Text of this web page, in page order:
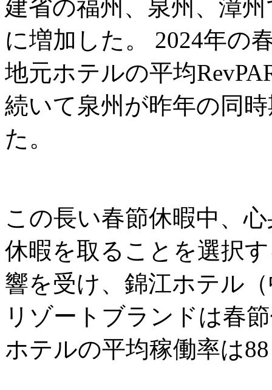
建省の福州、泉州、漳
に増加した。 2024年の
地元ホテルの平均
続いて泉州が昨年の同
た。
この長い春節休暇中、
休暇を取ることを選択
響を受け、錦江ホテル
リゾートブランドは春
ホテルの平均稼働率は